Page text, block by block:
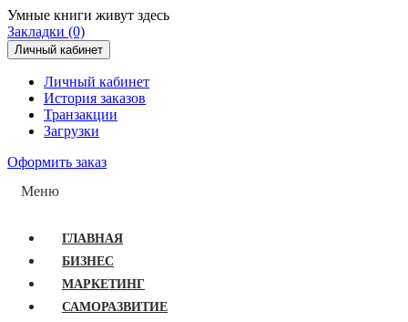
Умные книги живут здесь
Закладки (0)
Личный кабинет
Личный кабинет
История заказов
Транзакции
Загрузки
Оформить заказ
Меню
ГЛАВНАЯ
БИЗНЕС
МАРКЕТИНГ
САМОРАЗВИТИЕ